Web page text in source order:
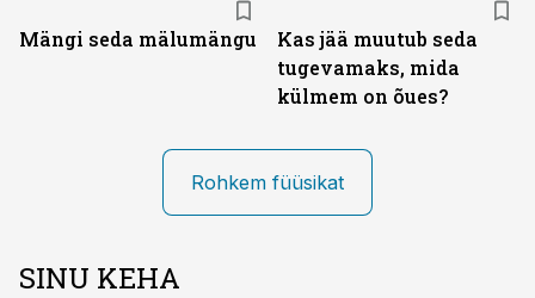
Mängi seda mälumängu
Kas jää muutub seda
tugevamaks, mida
külmem on õues?
Rohkem füüsikat
SINU KEHA